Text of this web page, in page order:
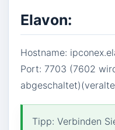
Elavon:
Hostname:
Port: 7703 (7602
Tipp: Verbinden